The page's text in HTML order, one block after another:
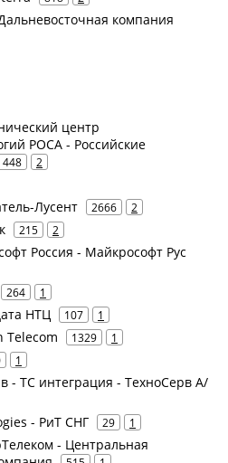
компания
центр
РОСА - Российские
448 2
Лусент 2666 2
215 2
Россия - Майкрософт Рус
264 1
НТЦ 107 1
Telecom 1329 1
1
- ТС интеграция - ТехноСерв А/
- РиТ СНГ 29 1
- Центральная